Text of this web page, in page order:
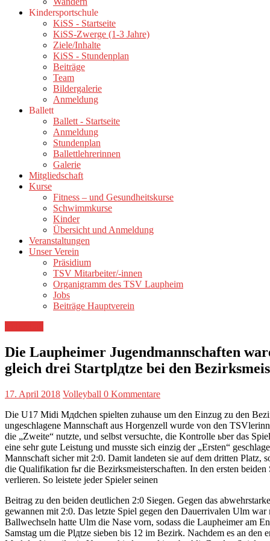
Kindersportschule
KiSS - Startseite
KiSS-Zwerge (1-3 Jahre)
Ziele/Inhalte
KiSS - Stundenplan
Beiträge
Team
Bildergalerie
Anmeldung
Ballett
Ballett - Startseite
Anmeldung
Stundenplan
Ballettlehrerinnen
Galerie
Mitgliedschaft
Kurse
Fitness – und Gesundheitskurse
Schwimmkurse
Kinder
Übersicht und Anmeldung
Veranstaltungen
Unser Verein
Präsidium
TSV Mitarbeiter/-innen
Organigramm des TSV Laupheim
Jobs
Beiträge Hauptverein
Die Laupheimer Jugendmannschaften
gleich drei Startplдtze bei den
17. April 2018 Volleyball 0 Kommentare
Die U17 Midi Mдdchen spielten zuhause um den Einzug zu den
ungeschlagene Mannschaft aus Horgenzell wurde von den
die „Zweite“ nutzte, und selbst versuchte, die Kontrolle ьber das
eine sehr gute Leistung und musste sich einzig der „Ersten“
Mannschaft sicher mit 2:0. Damit landeten sie auf dem dritten
die Qualifikation fьr die Bezirksmeisterschaften. In den ersten
verlieren. So leistete jeder Spieler seinen
Beitrag zu den beiden deutlichen 2:0 Siegen. Gegen das
gewannen mit 2:0. Das letzte Spiel gegen den Dauerrivalen Ulm
Ballwechseln hatte Ulm die Nase vorn, sodass die Laupheimer am
Samstag um die Plдtze sieben bis 12 im Bezirk. Nachdem es an